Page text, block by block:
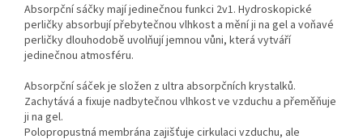
Absorpční sáčky mají jedinečnou funkci 2v1. Hydroskopické
perličky absorbují přebytečnou vlhkost a mění ji na gel a voňavé
perličky dlouhodobě uvolňují jemnou vůni, která vytváří
jedinečnou atmosféru.
Absorpční sáček je složen z ultra absorpčních krystalků.
Zachytává a fixuje nadbytečnou vlhkost ve vzduchu a přeměňuje
ji na gel.
Polopropustná membrána zajišťuje cirkulaci vzduchu, ale